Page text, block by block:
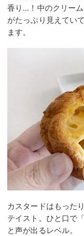
香り…！中のクリー
がたっぷり見えてい
ます。
カスタードはもった
テイスト。ひと口で
と声が出るレベル。